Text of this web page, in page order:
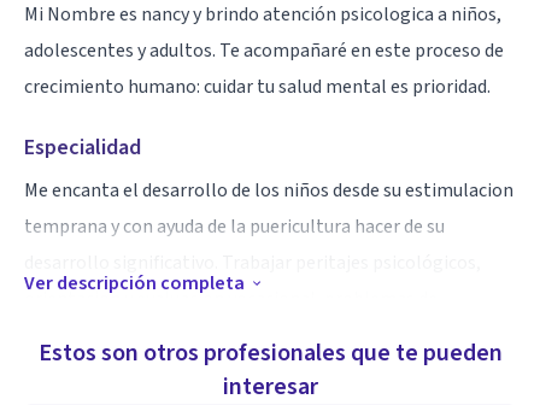
Mi Nombre es nancy y brindo atención psicologica a niños,
adolescentes y adultos. Te acompañaré en este proceso de
crecimiento humano: cuidar tu salud mental es prioridad.
Especialidad
Me encanta el desarrollo de los niños desde su estimulacion
temprana y con ayuda de la puericultura hacer de su
orientacion y evaluacion vocacional, problemas de
Ver descripción completa
Estos son otros profesionales que te pueden
interesar